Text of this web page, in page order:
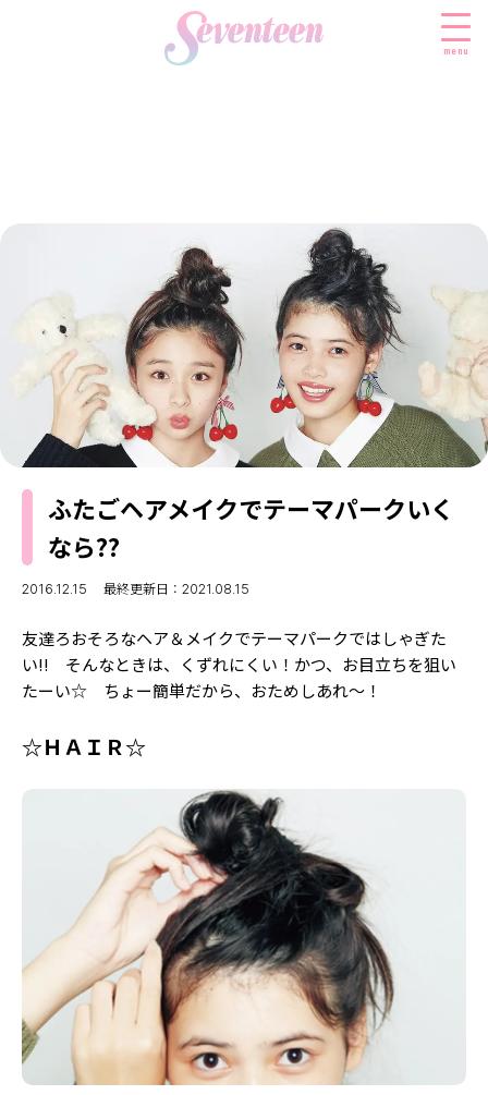
menu
ファッションニュース
着回し
着痩せ
ビューティニュース
トレンドメイク
ベストコスメ
ヘアアレンジ・ヘアケア
スキンケア
ボディケア
SCHOOL
スクールニュース
制服コーデ
学校ヘアメイク
勉強・受験・進路
ENTERTAINMENT
エンタメニュース
なにわ男子
K-POP
LIFESTYLE
ライフスタイルニュース
JKランキング・アワード
モデルの購入品
おでかけ
JK TREND
MODELS
MODEL'S BLOG
TikTok
Instagram
YouTube
ゲッターズ飯田
MISS SEVENTEEN
ミスセブンティーンニュース
バックナンバー
INFORMATION
Seventeen について
Follow us
ふたごヘアメイクでテーマパークいく
なら??
2016.12.15 最終更新日：2021.08.15
友達ろおそろなヘア＆メイクでテーマパークではしゃぎた
い!! そんなときは、くずれにくい！かつ、お目立ちを狙い
たーい☆ ちょー簡単だから、おためしあれ～！
☆ＨＡＩＲ☆